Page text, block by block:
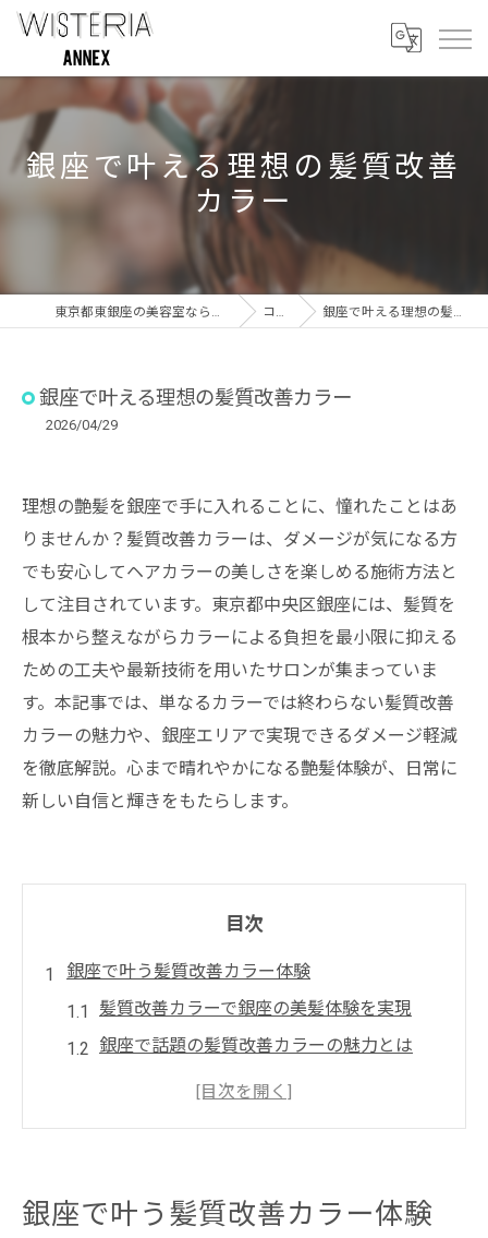
銀座で叶える理想の髪質改善
カラー
東京都東銀座の美容室ならWISTERIA ANNEX コラム 銀座で叶える理想の髪質改善カラー
銀座で叶える理想の髪質改善カラー
2026/04/29
理想の艶髪を銀座で手に入れることに、憧れたことはあ
りませんか？髪質改善カラーは、ダメージが気になる方
でも安心してヘアカラーの美しさを楽しめる施術方法と
して注目されています。東京都中央区銀座には、髪質を
根本から整えながらカラーによる負担を最小限に抑える
ための工夫や最新技術を用いたサロンが集まっていま
す。本記事では、単なるカラーでは終わらない髪質改善
カラーの魅力や、銀座エリアで実現できるダメージ軽減
を徹底解説。心まで晴れやかになる艶髪体験が、日常に
新しい自信と輝きをもたらします。
目次
銀座で叶う髪質改善カラー体験
髪質改善カラーで銀座の美髪体験を実現
銀座で話題の髪質改善カラーの魅力とは
ダメージを抑える髪質改善カラーの特徴
理想の艶髪を目指す髪質改善術
銀座で叶う髪質改善カラー体験